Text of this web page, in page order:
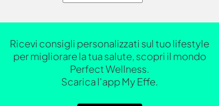
Ricevi consigli personalizzati sul tuo lifestyle
per migliorare la tua salute, scopri il mondo
Perfect Wellness.
Scarica l'app My Effe.